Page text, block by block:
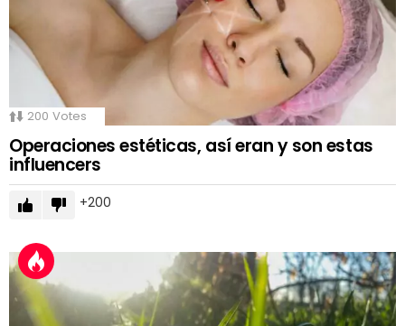
200 Votes
Operaciones estéticas, así eran y son estas
influencers
200